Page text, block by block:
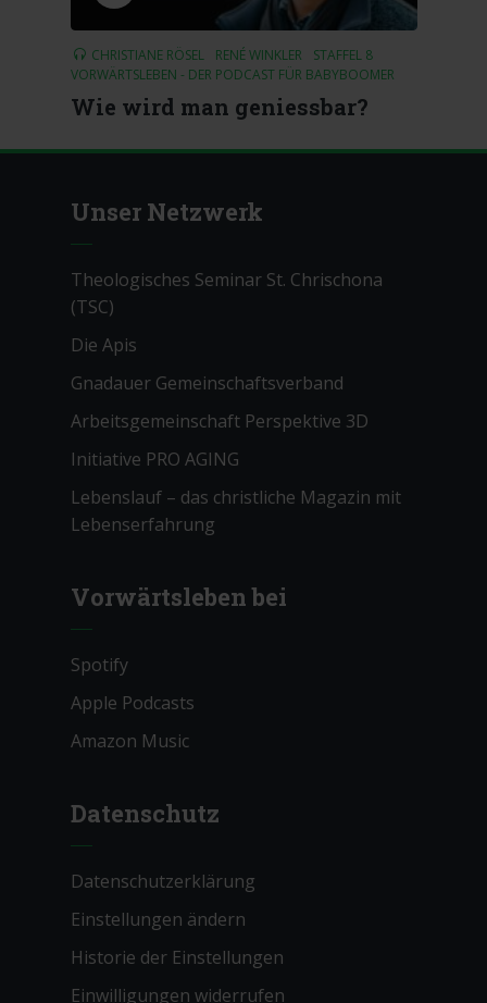
CHRISTIANE RÖSEL RENÉ WINKLER
STAFFEL 8
VORWÄRTSLEBEN - DER PODCAST FÜR BABYBOOMER
Wie wird man geniessbar?
Unser Netzwerk
Theologisches Seminar St. Chrischona
(TSC)
Die Apis
Gnadauer Gemeinschaftsverband
Arbeitsgemeinschaft Perspektive 3D
Initiative PRO AGING
Lebenslauf – das christliche Magazin mit
Lebenserfahrung
Vorwärtsleben bei
Spotify
Apple Podcasts
Amazon Music
Datenschutz
Datenschutzerklärung
Einstellungen ändern
Historie der Einstellungen
Einwilligungen widerrufen